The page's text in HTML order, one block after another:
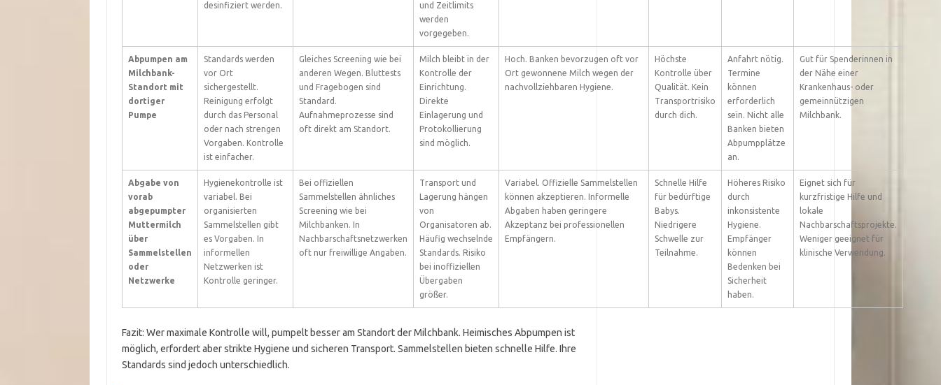
desinfiziert werden.
und Zeitlimits
werden
vorgegeben.
Abpumpen am
Milchbank-
Standort mit
dortiger
Pumpe
Standards werden
vor Ort
sichergestellt.
Reinigung erfolgt
durch das Personal
oder nach strengen
Vorgaben. Kontrolle
ist einfacher.
Gleiches Screening wie bei
anderen Wegen. Bluttests
und Fragebogen sind
Standard.
Aufnahmeprozesse sind
oft direkt am Standort.
Milch bleibt in der
Kontrolle der
Einrichtung.
Direkte
Einlagerung und
Protokollierung
sind möglich.
Hoch. Banken bevorzugen oft vor
Ort gewonnene Milch wegen der
nachvollziehbaren Hygiene.
Höchste
Kontrolle über
Qualität. Kein
Transportrisiko
durch dich.
Anfahrt nötig.
Termine
können
erforderlich
sein. Nicht alle
Banken bieten
Abpumpplätze
an.
Gut für Spenderinnen in
der Nähe einer
Krankenhaus- oder
gemeinnützigen
Milchbank.
Abgabe von
vorab
abgepumpter
Muttermilch
über
Sammelstellen
oder
Netzwerke
Hygienekontrolle ist
variabel. Bei
organisierten
Sammelstellen gibt
es Vorgaben. In
informellen
Netzwerken ist
Kontrolle geringer.
Bei offiziellen
Sammelstellen ähnliches
Screening wie bei
Milchbanken. In
Nachbarschaftsnetzwerken
oft nur freiwillige Angaben.
Transport und
Lagerung hängen
von
Organisatoren ab.
Häufig wechselnde
Standards. Risiko
bei inoffiziellen
Übergaben
größer.
Variabel. Offizielle Sammelstellen
können akzeptieren. Informelle
Abgaben haben geringere
Akzeptanz bei professionellen
Empfängern.
Schnelle Hilfe
für bedürftige
Babys.
Niedrigere
Schwelle zur
Teilnahme.
Höheres Risiko
durch
inkonsistente
Hygiene.
Empfänger
können
Bedenken bei
Sicherheit
haben.
Eignet sich für
kurzfristige Hilfe und
lokale
Nachbarschaftsprojekte.
Weniger geeignet für
klinische Verwendung.
Fazit: Wer maximale Kontrolle will, pumpelt besser am Standort der Milchbank. Heimisches Abpumpen ist
möglich, erfordert aber strikte Hygiene und sicheren Transport. Sammelstellen bieten schnelle Hilfe. Ihre
Standards sind jedoch unterschiedlich.